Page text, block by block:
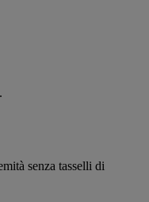
senza tasselli di